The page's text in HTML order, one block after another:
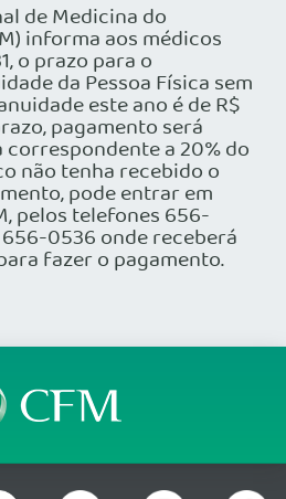
de Medicina do
informa aos médicos
o prazo para o
da Pessoa Física sem
este ano é de R$
pagamento será
a 20% do
não tenha recebido o
pode entrar em
pelos telefones 656-
0536 onde receberá
fazer o pagamento.